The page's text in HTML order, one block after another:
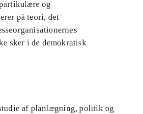
og
på teori, det
sker i de demokratisk
af planlægning, politik og